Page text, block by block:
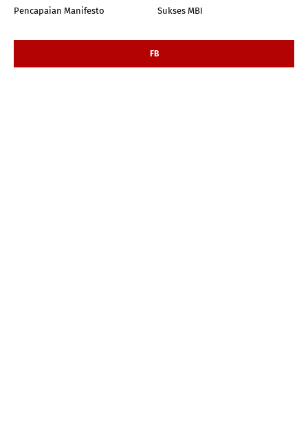
Pencapaian Manifesto Sukses MBI
FB